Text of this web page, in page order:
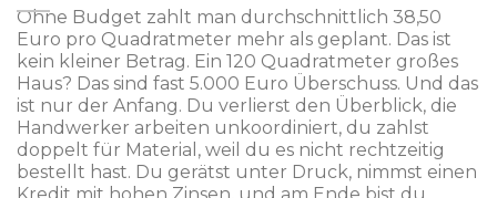
Ohne Budget zahlt man durchschnittlich 38,50
Euro pro Quadratmeter mehr als geplant. Das ist
kein kleiner Betrag. Ein 120 Quadratmeter großes
Haus? Das sind fast 5.000 Euro Überschuss. Und das
ist nur der Anfang. Du verlierst den Überblick, die
Handwerker arbeiten unkoordiniert, du zahlst
doppelt für Material, weil du es nicht rechtzeitig
bestellt hast. Du gerätst unter Druck, nimmst einen